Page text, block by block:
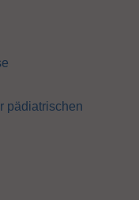
pädiatrischen